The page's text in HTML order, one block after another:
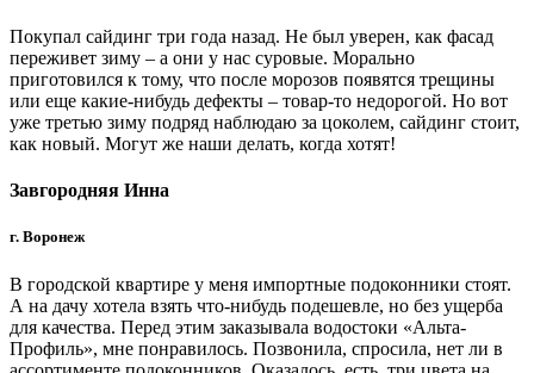
Покупал сайдинг три года назад. Не был уверен, как фасад
переживет зиму – а они у нас суровые. Морально
приготовился к тому, что после морозов появятся трещины
или еще какие-нибудь дефекты – товар-то недорогой. Но вот
уже третью зиму подряд наблюдаю за цоколем, сайдинг стоит,
как новый. Могут же наши делать, когда хотят!
Завгородняя Инна
г. Воронеж
В городской квартире у меня импортные подоконники стоят.
А на дачу хотела взять что-нибудь подешевле, но без ущерба
для качества. Перед этим заказывала водостоки «Альта-
Профиль», мне понравилось. Позвонила, спросила, нет ли в